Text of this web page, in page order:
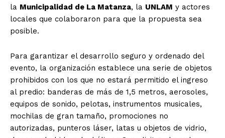
la Municipalidad de La Matanza, la UNLAM y actores
locales que colaboraron para que la propuesta sea
posible.
Para garantizar el desarrollo seguro y ordenado del
evento, la organización establece una serie de objetos
prohibidos con los que no estará permitido el ingreso
al predio: banderas de más de 1,5 metros, aerosoles,
equipos de sonido, pelotas, instrumentos musicales,
mochilas de gran tamaño, promociones no
autorizadas, punteros láser, latas u objetos de vidrio,